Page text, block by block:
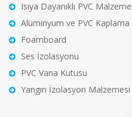
Isıya Dayanıklı PVC
Alüminyum ve PVC Kaplama
Foamboard
Ses İzolasyonu
PVC Vana Kutusu
Yangın İzolasyon Malzemesi